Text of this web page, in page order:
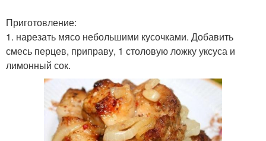
Приготовление:
1. нарезать мясо небольшими кусочками. Добавить
смесь перцев, приправу, 1 столовую ложку уксуса и
лимонный сок.